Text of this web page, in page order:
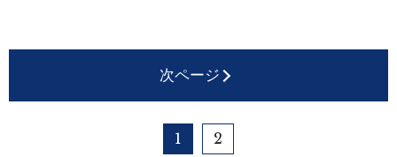
次ページ
1 2